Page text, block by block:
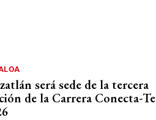
será sede de la tercera
de la Carrera Conecta-Te